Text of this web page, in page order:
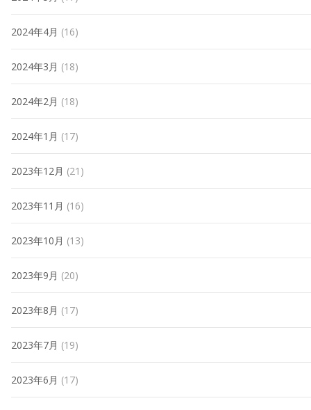
2024年4月 (16)
2024年3月 (18)
2024年2月 (18)
2024年1月 (17)
2023年12月 (21)
2023年11月 (16)
2023年10月 (13)
2023年9月 (20)
2023年8月 (17)
2023年7月 (19)
2023年6月 (17)